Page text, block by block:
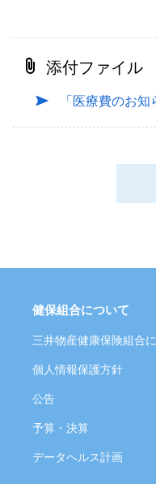
添付ファイル
「医療費のお
健保組合について
三井物産健康保険組合
個人情報保護方針
公告
予算・決算
データヘルス計画